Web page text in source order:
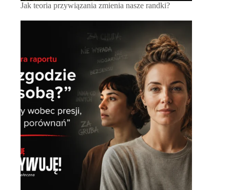
Jak teoria przywiązania zmienia nasze randki?